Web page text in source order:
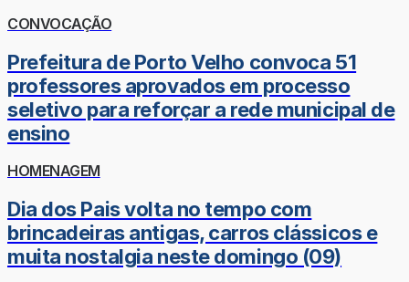
CONVOCAÇÃO
Prefeitura de Porto Velho convoca 51
professores aprovados em processo
seletivo para reforçar a rede municipal de
ensino
HOMENAGEM
Dia dos Pais volta no tempo com
brincadeiras antigas, carros clássicos e
muita nostalgia neste domingo (09)